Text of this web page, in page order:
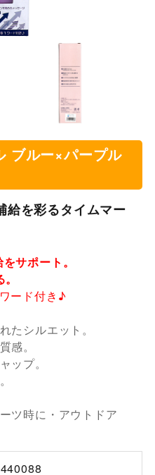
ブルー×パープル
給を彩るタイムマー
サポート。
ード付き♪
たシルエット。
感。
ップ。
ツ時に・アウトドア